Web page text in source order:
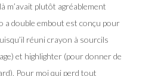
m’avait plutôt agréablement
a double embout est conçu pour
réuni crayon à sourcils
et highlighter (pour donner de
Pour moi qui perd tout